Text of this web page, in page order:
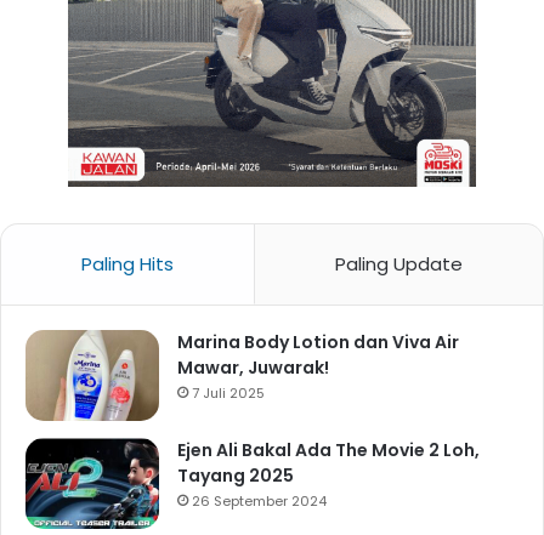
Paling Hits Paling Update
Marina Body Lotion dan Viva Air
Mawar, Juwarak!
7 Juli 2025
Ejen Ali Bakal Ada The Movie 2 Loh,
Tayang 2025
26 September 2024